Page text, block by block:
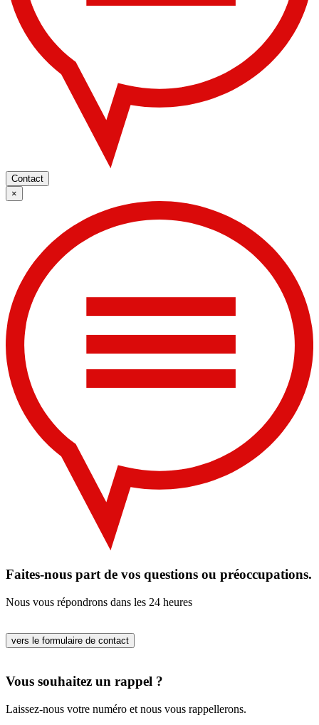
Contact
×
Faites-nous part de vos questions ou préoccupations.
Nous vous répondrons dans les 24 heures
vers le formulaire de contact
Vous souhaitez un rappel ?
Laissez-nous votre numéro et nous vous rappellerons.